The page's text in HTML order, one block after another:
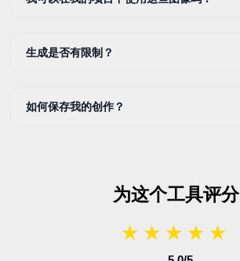
生成是否有限制？
如何保存我的创作？
为这个工具评分
★ ★ ★ ★ ★
★ ★ ★ ★ ★